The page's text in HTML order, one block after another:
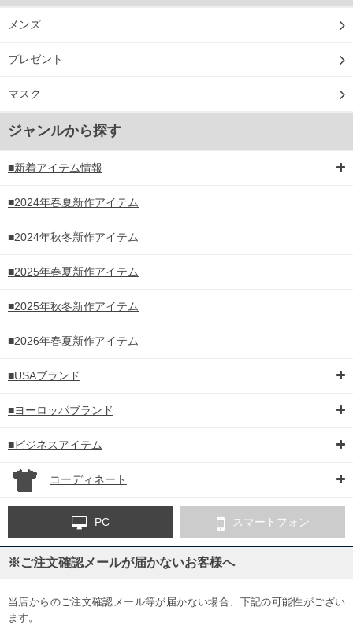
メンズ
プレゼント
マスク
ジャンルから探す
■新着アイテム情報
■2024年春夏新作アイテム
■2024年秋冬新作アイテム
■2025年春夏新作アイテム
■2025年秋冬新作アイテム
■2026年春夏新作アイテム
■USAブランド
■ヨーロッパブランド
■ビジネスアイテム
コーディネート
PC スマートフォン
※ご注文確認メールが届かないお客様へ
当店からのご注文確認メール等が届かない場合、下記の可能性がござい
ます。